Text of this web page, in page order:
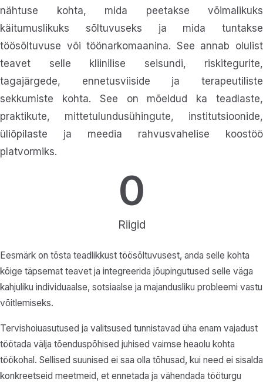
nähtuse kohta, mida peetakse võimalikuks
käitumuslikuks sõltuvuseks ja mida tuntakse
töösõltuvuse või töönarkomaanina. See annab olulist
teavet selle kliinilise seisundi, riskitegurite,
tagajärgede, ennetusviiside ja terapeutiliste
sekkumiste kohta. See on mõeldud ka teadlaste,
praktikute, mittetulundusühingute, institutsioonide,
üliõpilaste ja meedia rahvusvahelise koostöö
platvormiks.
0
Riigid
Eesmärk on tõsta teadlikkust töösõltuvusest, anda selle kohta
kõige täpsemat teavet ja integreerida jõupingutused selle väga
kahjuliku individuaalse, sotsiaalse ja majandusliku probleemi vastu
võitlemiseks.
Tervishoiuasutused ja valitsused tunnistavad üha enam vajadust
töötada välja tõenduspõhised juhised vaimse heaolu kohta
töökohal. Sellised suunised ei saa olla tõhusad, kui need ei sisalda
konkreetseid meetmeid, et ennetada ja vähendada tööturgu